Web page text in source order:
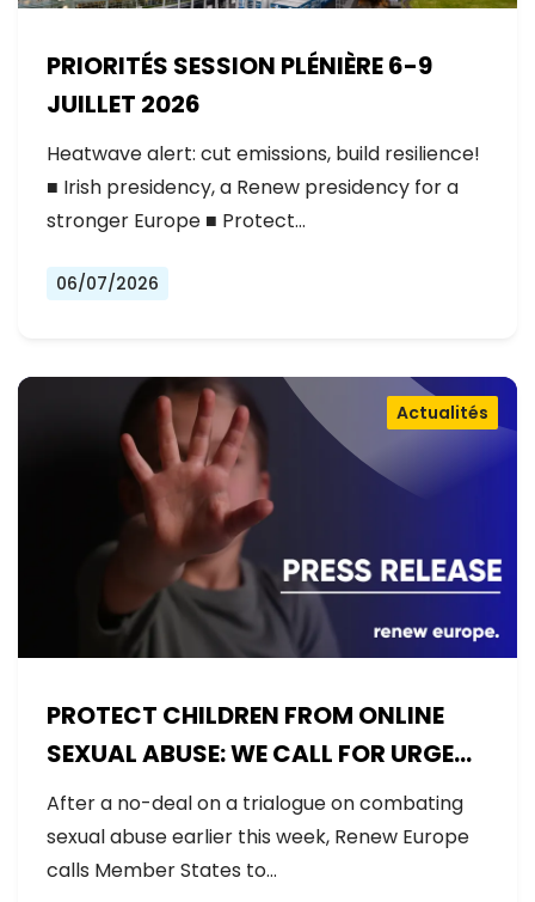
PRIORITÉS SESSION PLÉNIÈRE 6-9
JUILLET 2026
Heatwave alert: cut emissions, build resilience!
■ Irish presidency, a Renew presidency for a
stronger Europe ■ Protect…
06/07/2026
PROTECT CHILDREN FROM ONLINE
SEXUAL ABUSE: WE CALL FOR URGENT
NEGOTIATIONS AND PERMANENT
SOLUTION
Actualités
After a no-deal on a trialogue on combating
sexual abuse earlier this week, Renew Europe
calls Member States to…